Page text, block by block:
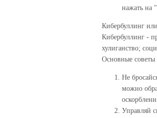
нажать на
Кибербуллинг
Кибербуллинг -
хулиганство;
Основные советы
Не
можно
Управляй